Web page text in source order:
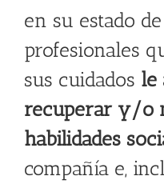
en su estado
profesionales
sus cuidados le
recuperar y/o
habilidades
compañía e,